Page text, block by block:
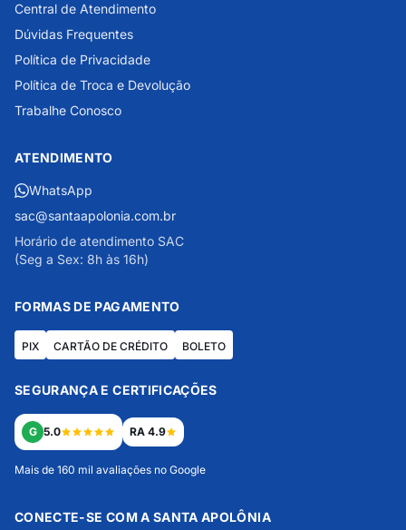
Central de Atendimento
Dúvidas Frequentes
Política de Privacidade
Política de Troca e Devolução
Trabalhe Conosco
ATENDIMENTO
WhatsApp
sac@santaapolonia.com.br
Horário de atendimento SAC
(Seg a Sex: 8h às 16h)
FORMAS DE PAGAMENTO
PIX CARTÃO DE CRÉDITO BOLETO
SEGURANÇA E CERTIFICAÇÕES
G 5.0 RA 4.9
Mais de 160 mil avaliações no Google
CONECTE-SE COM A SANTA APOLÔNIA